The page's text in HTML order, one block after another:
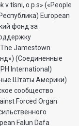
v tísni, o.p.s» («People
European
фонд за
Jamestown
(Соединенные
International)
Штаты Америки)
сообщество
Forced Organ
Falun Dafa